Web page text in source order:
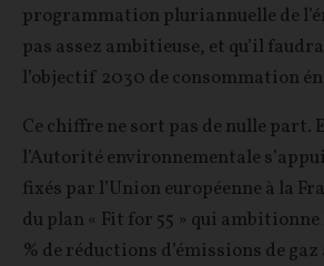
programmation pluriannuelle de
pas assez ambitieuse, et qu’il
l’objectif 2030 de consommation
Ce chiffre ne sort pas de nulle part.
l’Autorité environnementale
fixés par l’Union européenne à la
du plan « Fit for 55 » qui ambitionne
% de réductions d’émissions de gaz